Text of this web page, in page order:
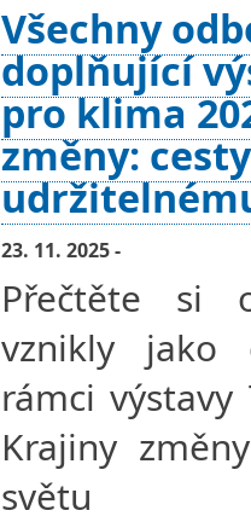
Všechny
doplňující
pro klima
změny:
23. 11. 2025 -
Přečtěte si
vznikly jako
rámci
Krajiny
světu